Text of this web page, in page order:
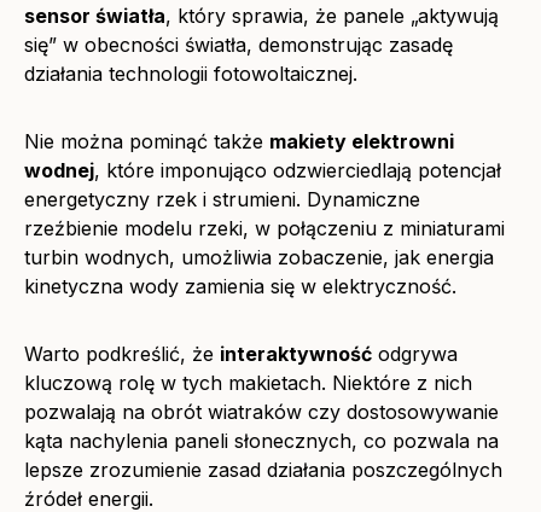
sensor światła, który sprawia, że panele „aktywują
się” w obecności światła, demonstrując zasadę
działania technologii fotowoltaicznej.
Nie można pominąć także makiety elektrowni
wodnej, które imponująco odzwierciedlają potencjał
energetyczny rzek i strumieni. Dynamiczne
rzeźbienie modelu rzeki, w połączeniu z miniaturami
turbin wodnych, umożliwia zobaczenie, jak energia
kinetyczna wody zamienia się w elektryczność.
Warto podkreślić, że interaktywność odgrywa
kluczową rolę w tych makietach. Niektóre z nich
pozwalają na obrót wiatraków czy dostosowywanie
kąta nachylenia paneli słonecznych, co pozwala na
lepsze zrozumienie zasad działania poszczególnych
źródeł energii.